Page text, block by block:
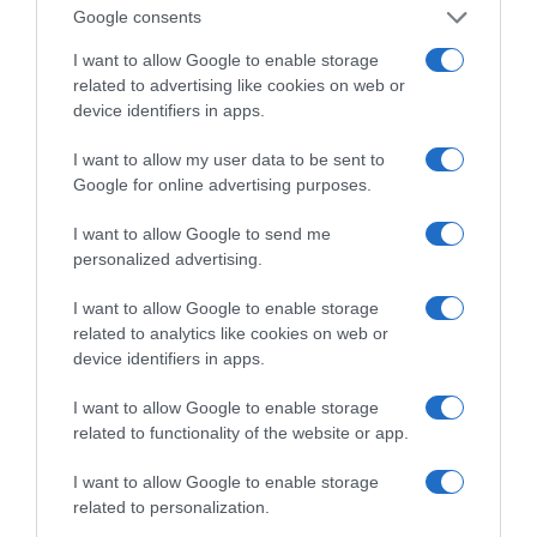
Google consents
I want to allow Google to enable storage
related to advertising like cookies on web or
device identifiers in apps.
I want to allow my user data to be sent to
Google for online advertising purposes.
I want to allow Google to send me
personalized advertising.
I want to allow Google to enable storage
related to analytics like cookies on web or
device identifiers in apps.
I want to allow Google to enable storage
related to functionality of the website or app.
I want to allow Google to enable storage
related to personalization.
ΑΠΟ την πλευρά της Συμπαράταξης υπήρξε
σκληρή κριτική τόσο προς την πλευρά της
κυβερνητικής πολιτικής όσο και προς την
πλευρά της δημοτικής αρχής και καταψήφιση
τόσο το τεχνικού προγράμματος όσο και του
προϋπολογισμό του για το 2008. Ο επικεφαλής
της παράταξης Στέλιος Λάμπρου επεσήμανε
ότι:
Ο ΠΡΟΫΠΟΛΟΓΙΣΜΟΣ εξόδων -είπε ο Στέλιος
Λάμπρου- προβλέπεται να υλοποιηθεί κατά
57,29% και αυτό σημαίνει ότι δεν θα
προγραμματιστεί. Ενώ για το τεχνικό
είναι έτσι φτιαγμένο ώστε να
πολλαπλασιάσουν τα κέρδη τους τα ιδιωτικά